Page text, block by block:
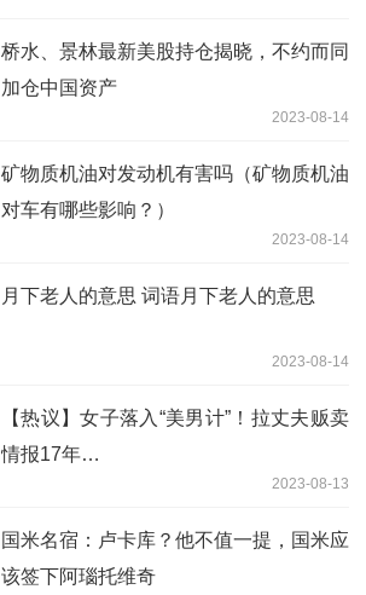
桥水、景林最新美股持仓揭晓，不约而同
加仓中国资产
2023-08-14
矿物质机油对发动机有害吗（矿物质机油
对车有哪些影响？）
2023-08-14
月下老人的意思 词语月下老人的意思
2023-08-14
【热议】女子落入“美男计”！拉丈夫贩卖
情报17年…
2023-08-13
国米名宿：卢卡库？他不值一提，国米应
该签下阿瑙托维奇